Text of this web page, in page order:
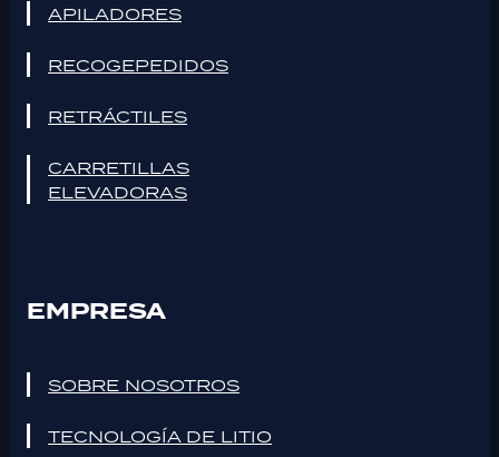
APILADORES
RECOGEPEDIDOS
RETRÁCTILES
CARRETILLAS
ELEVADORAS
EMPRESA
SOBRE NOSOTROS
TECNOLOGÍA DE LITIO